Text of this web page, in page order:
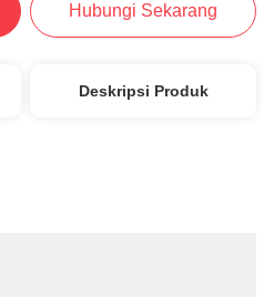
Hubungi Sekarang
Deskripsi Produk